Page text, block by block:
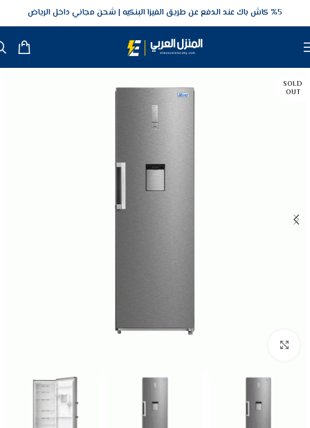
5‎% كاش باك عند الدفع عن طريق الفيزا البنكيه شحن مجاني داخل الرياض
SOLD
OUT